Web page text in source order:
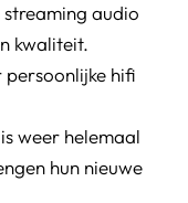
audio
kwaliteit.
hifi
weer helemaal
hun nieuwe